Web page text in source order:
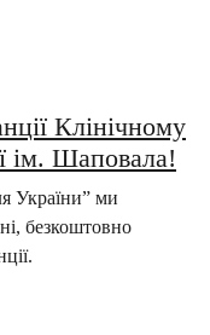
Клінічному
ім. Шаповала!
України” ми
безкоштовно